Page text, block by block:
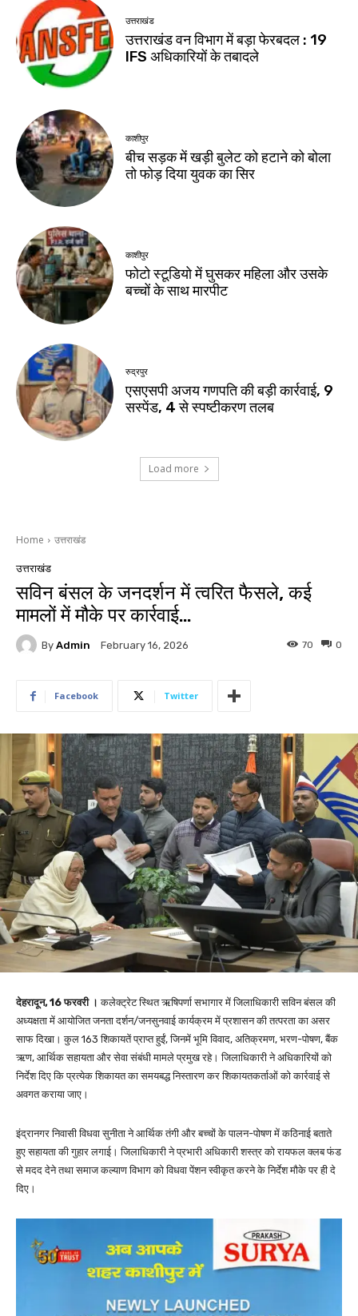
उत्तराखंड
उत्तराखंड वन विभाग में बड़ा फेरबदल : 19
IFS अधिकारियों के तबादले
काशीपुर
बीच सड़क में खड़ी बुलेट को हटाने को बोला
तो फोड़ दिया युवक का सिर
काशीपुर
फोटो स्टूडियो में घुसकर महिला और उसके
बच्चों के साथ मारपीट
रुद्रपुर
एसएसपी अजय गणपति की बड़ी कार्रवाई, 9
सस्पेंड, 4 से स्पष्टीकरण तलब
Load more